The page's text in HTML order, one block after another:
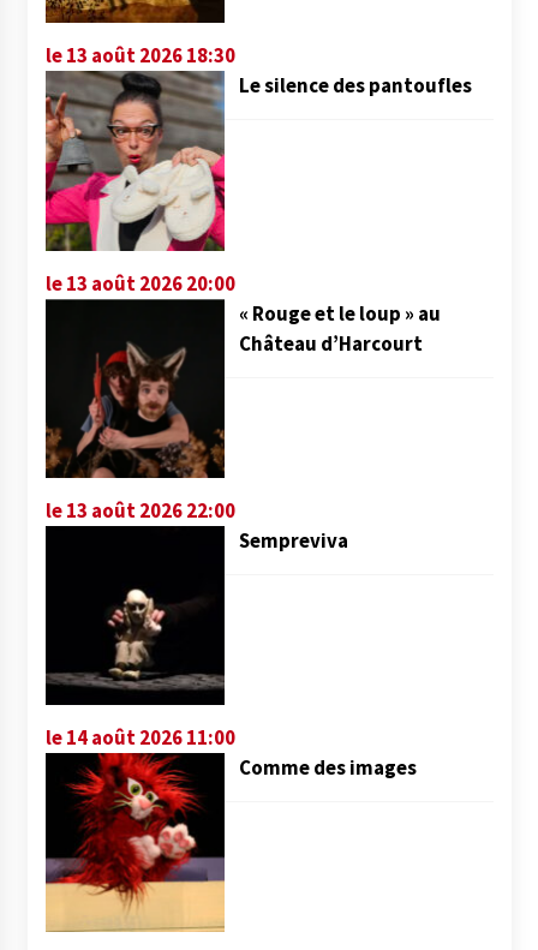
le 13 août 2026 18:30
Le silence des pantoufles
le 13 août 2026 20:00
« Rouge et le loup » au
Château d’Harcourt
le 13 août 2026 22:00
Sempreviva
le 14 août 2026 11:00
Comme des images